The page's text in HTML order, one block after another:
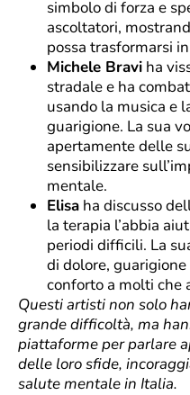
simbolo di forza e
ascoltatori,
possa trasformarsi
Michele Bravi ha
stradale e ha
usando la musica e
guarigione. La sua
apertamente delle
sensibilizzare
mentale.
Elisa ha discusso
la terapia l’abbia
periodi difficili. La
di dolore,
conforto a molti che
Questi artisti non solo
grande difficoltà, ma
piattaforme per parlare
delle loro sfide,
salute mentale in Italia.